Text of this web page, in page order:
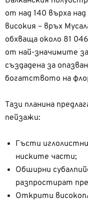
от над 140 върха
високия – връх
обхваща около 81
от най-значимите
създадена за
богатството на
Тази планина
пейзажи:
Гъсти
ниските части;
Обширни
разпростират
Открити